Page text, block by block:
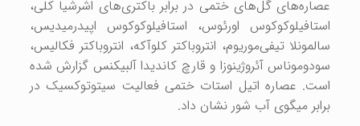
عصاره‌های گل‌های ختمی در برابر باکتری‌های اشرشیا کلی،
استافیلوکوکوس اورئوس، استافیلوکوکوس اپیدرمیدیس،
سالمونلا تیفی‌موریوم، انتروباکتر کلوآکه، انتروباکتر فکالیس،
سودوموناس آئروژینوزا و قارچ کاندیدا آلبیکنس گزارش شده
است. عصاره اتیل استات ختمی فعالیت سیتوتوکسیک در
برابر میگوی آب شور نشان داد.